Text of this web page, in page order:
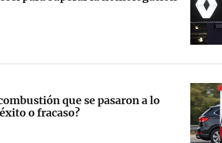
que se pasaron a lo
o fracaso?